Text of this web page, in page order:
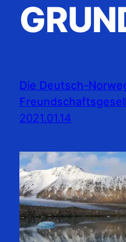
Die Deutsch-
2021.01.14